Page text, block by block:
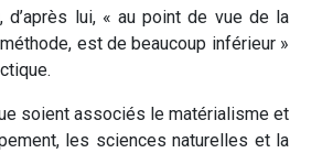
d’après lui, « au point de vue de la
est de beaucoup inférieur »
soient associés le matérialisme et
les sciences naturelles et la